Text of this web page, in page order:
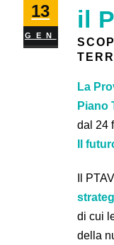
13
GEN
il
La
Piano
dal 24
Il
Il
di cui
della